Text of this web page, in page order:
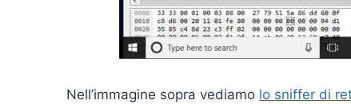
Nell’immagine sopra vediamo lo sniffer di